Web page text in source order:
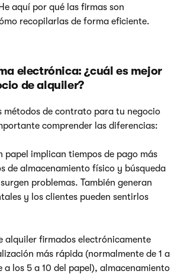
aquí por qué las firmas son
recopilarlas de forma eficiente.
electrónica: ¿cuál es mejor
de alquiler?
métodos de contrato para tu negocio
comprender las diferencias:
papel implican tiempos de pago más
de almacenamiento físico y búsqueda
problemas. También generan
y los clientes pueden sentirlos
alquiler firmados electrónicamente
más rápida (normalmente de 1 a
los 5 a 10 del papel), almacenamiento